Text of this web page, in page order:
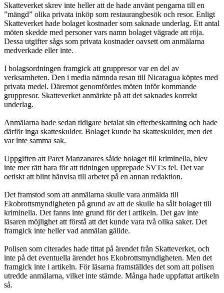
Skatteverket skrev inte heller att de hade använt pengarna till en
”mängd” olika privata inköp som restaurangbesök och resor. Enligt
Skatteverket hade bolaget kostnader som saknade underlag. Ett antal
möten skedde med personer vars namn bolaget vägrade att röja.
Dessa utgifter sågs som privata kostnader oavsett om anmälarna
medverkade eller inte.
I bolagsordningen framgick att gruppresor var en del av
verksamheten. Den i media nämnda resan till Nicaragua köptes med
privata medel. Däremot genom­fördes möten inför kommande
gruppresor. Skatteverket anmärkte på att det sak­nades korrekt
underlag.
Anmälarna hade sedan tidigare betalat sin efterbeskattning och hade
därför inga skatteskulder. Bolaget kunde ha skatteskulder, men det
var inte samma sak.
Uppgiften att Paret Manzanares sålde bolaget till kriminella, blev
inte mer rätt bara för att tidningen upprepade SVT:s fel. Det var
oetiskt att blint hänvisa till arbetet på en annan redaktion.
Det framstod som att anmälarna skulle vara anmälda till
Ekobrottsmyndigheten på grund av att de skulle ha sålt bolaget till
kriminella. Det fanns inte grund för det i artikeln. Det gav inte
läsaren möjlighet att förstå att det kunde vara två olika saker. Det
framgick inte heller vad anmälan gällde.
Polisen som citerades hade tittat på ärendet från Skatteverket, och
inte på det eventuella ärendet hos Ekobrottsmyndigheten. Men det
framgick inte i artikeln. För läsarna framställdes det som att polisen
utredde anmälarna, vilket inte stämde. Många hade uppfattat artikeln
så.